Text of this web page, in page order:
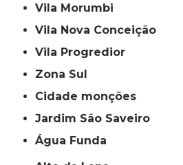
Vila Morumbi
Vila Nova Conceição
Vila Progredior
Zona Sul
cidade monções
jardim São Saveiro
Água Funda